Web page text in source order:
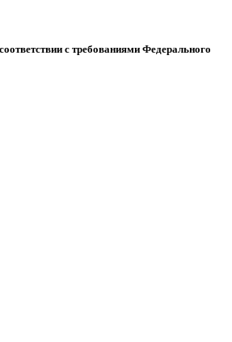
с требованиями Федерального